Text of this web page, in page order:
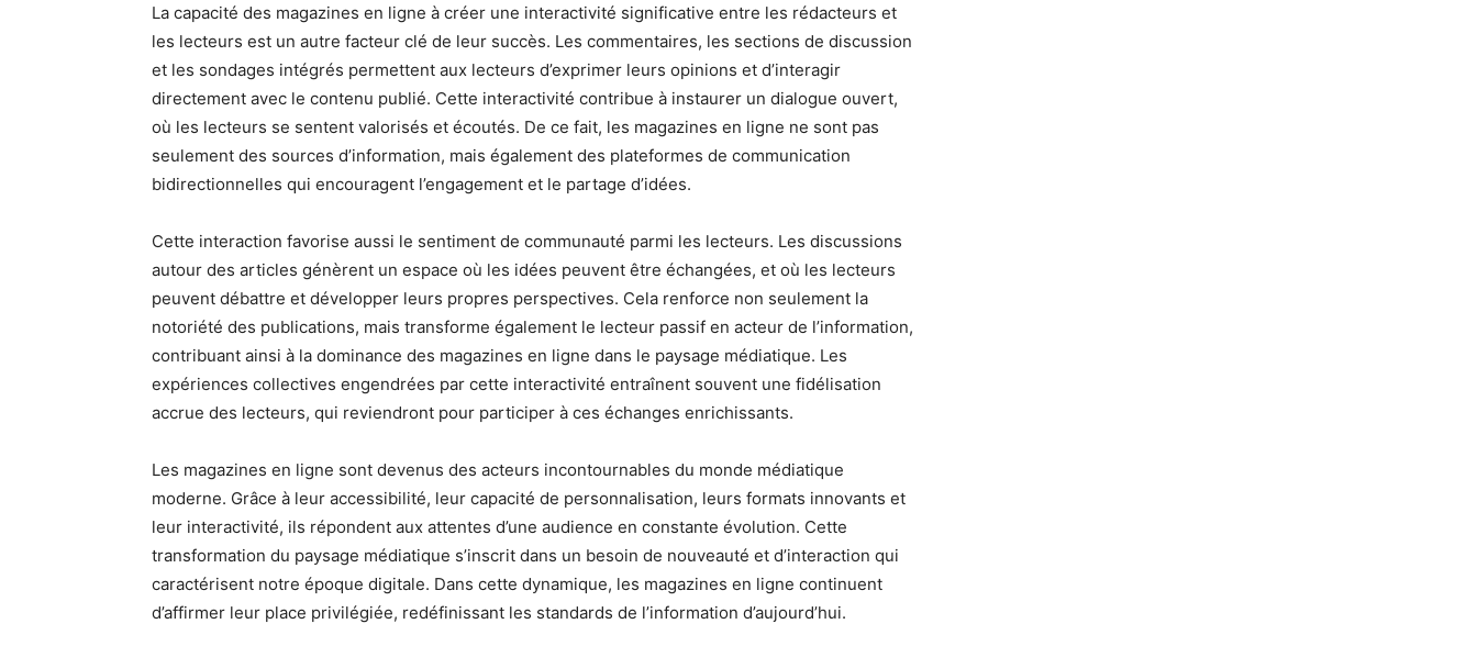
La capacité des magazines en ligne à créer une interactivité significative entre les rédacteurs et
les lecteurs est un autre facteur clé de leur succès. Les commentaires, les sections de discussion
et les sondages intégrés permettent aux lecteurs d’exprimer leurs opinions et d’interagir
directement avec le contenu publié. Cette interactivité contribue à instaurer un dialogue ouvert,
où les lecteurs se sentent valorisés et écoutés. De ce fait, les magazines en ligne ne sont pas
seulement des sources d’information, mais également des plateformes de communication
bidirectionnelles qui encouragent l’engagement et le partage d’idées.
Cette interaction favorise aussi le sentiment de communauté parmi les lecteurs. Les discussions
autour des articles génèrent un espace où les idées peuvent être échangées, et où les lecteurs
peuvent débattre et développer leurs propres perspectives. Cela renforce non seulement la
notoriété des publications, mais transforme également le lecteur passif en acteur de l’information,
contribuant ainsi à la dominance des magazines en ligne dans le paysage médiatique. Les
expériences collectives engendrées par cette interactivité entraînent souvent une fidélisation
accrue des lecteurs, qui reviendront pour participer à ces échanges enrichissants.
Les magazines en ligne sont devenus des acteurs incontournables du monde médiatique
moderne. Grâce à leur accessibilité, leur capacité de personnalisation, leurs formats innovants et
leur interactivité, ils répondent aux attentes d’une audience en constante évolution. Cette
transformation du paysage médiatique s’inscrit dans un besoin de nouveauté et d’interaction qui
caractérisent notre époque digitale. Dans cette dynamique, les magazines en ligne continuent
d’affirmer leur place privilégiée, redéfinissant les standards de l’information d’aujourd’hui.